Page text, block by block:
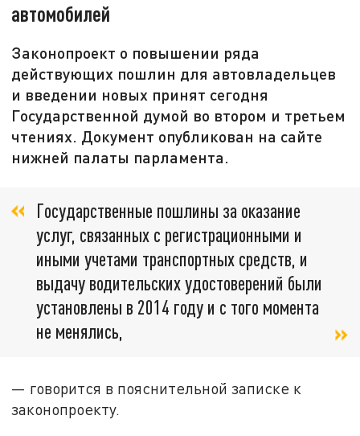
автомобилей
Законопроект о повышении ряда
действующих пошлин для автовладельцев
и введении новых принят сегодня
Государственной думой во втором и третьем
чтениях. Документ опубликован на сайте
нижней палаты парламента.
Государственные пошлины за оказание
услуг, связанных с регистрационными и
иными учетами транспортных средств, и
выдачу водительских удостоверений были
установлены в 2014 году и с того момента
не менялись,
— говорится в пояснительной записке к
законопроекту.